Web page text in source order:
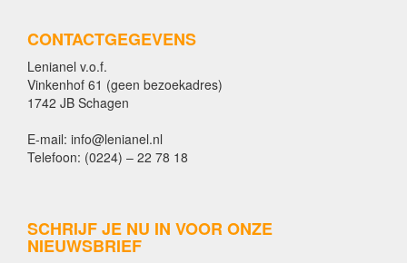
CONTACTGEGEVENS
Lenianel v.o.f.
Vinkenhof 61 (geen bezoekadres)
1742 JB Schagen
E-mail: info@lenianel.nl
Telefoon: (0224) – 22 78 18
SCHRIJF JE NU IN VOOR ONZE
NIEUWSBRIEF